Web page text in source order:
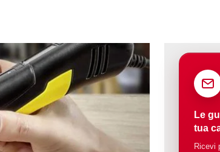
Le
tua
Ricevi